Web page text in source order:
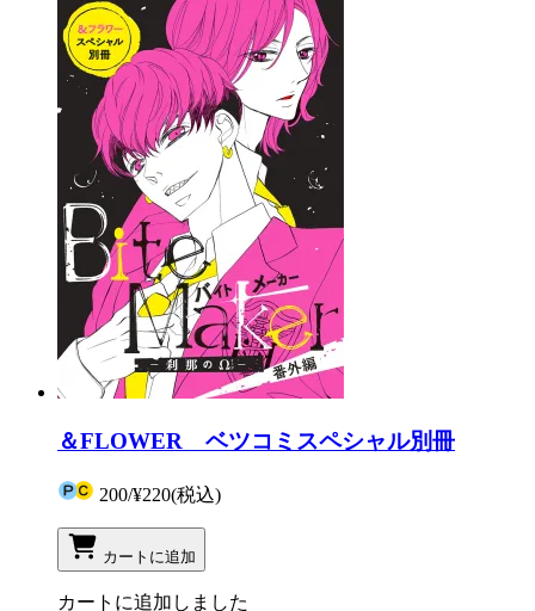
＆FLOWER ベツコミスペシャル別冊
200/¥220(税込)
カートに追加
カートに追加しました